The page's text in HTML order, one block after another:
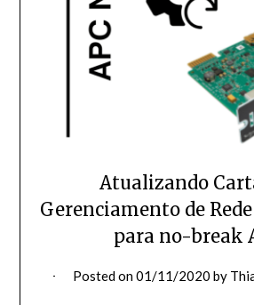
Atualizando
Gerenciamento de Rede
para no-break
Posted on01/11/2020 by